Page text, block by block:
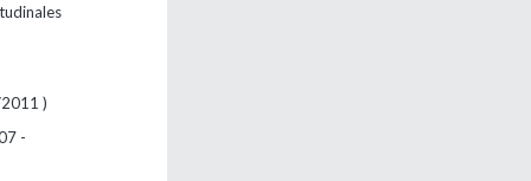
)
-